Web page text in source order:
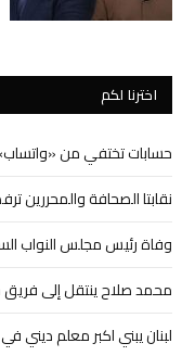
اخترنا لكم
حسابات تختفي من
نقابتا الصحافة والمحررين
وفاة رئيس مجلس النواب
محمد صلاح ينتقل إلى فريق
لبنان يبني اكبر معلم ديني